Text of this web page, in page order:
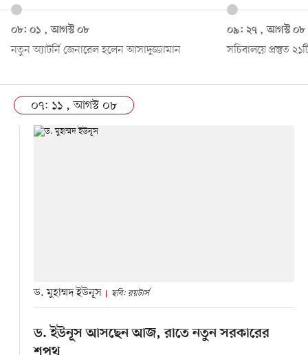
০৮: ০১ , আগস্ট ০৮
নতুন অ্যাটর্নি জেনারেল হলেন আসাদুজ্জামান
০৯: ২৭ , আগস্ট ০৮
সচিবালয়ে প্রস্তুত
০৭: ১১ , আগস্ট ০৮
ড. মুহাম্মদ ইউনূস ছবি: রয়টার্স
ড. ইউনূস আসছেন আজ, রাতে নতুন সরকারের